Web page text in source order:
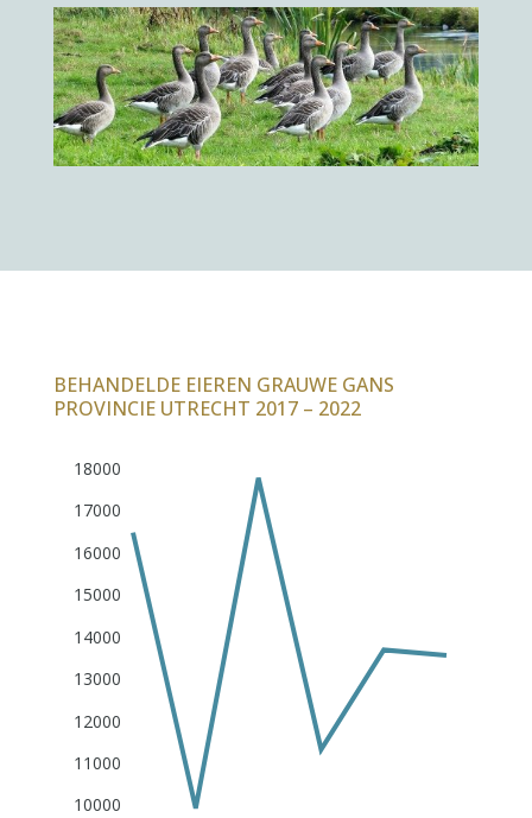
BEHANDELDE EIEREN GRAUWE GANS
PROVINCIE UTRECHT 2017 – 2022
18000
17000
16000
15000
14000
13000
12000
11000
10000